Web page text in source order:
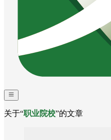
关于“职业院校”的文章